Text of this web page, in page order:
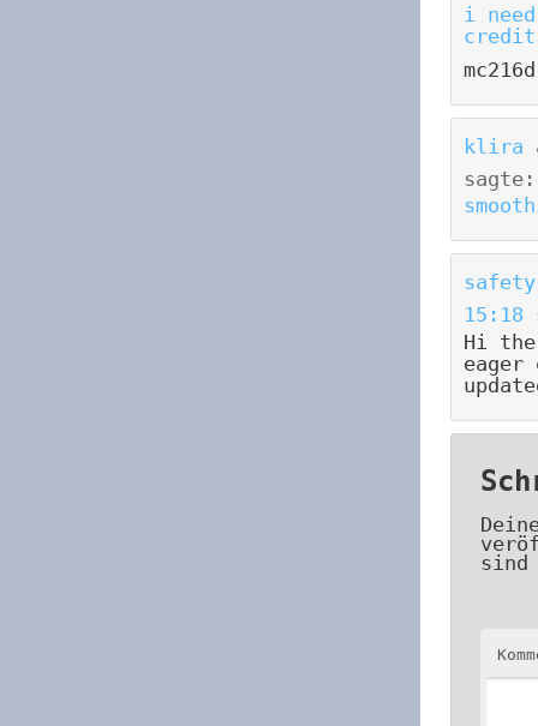
i
credit
mc216d
klira
sagte:
safety
15:18
Hi